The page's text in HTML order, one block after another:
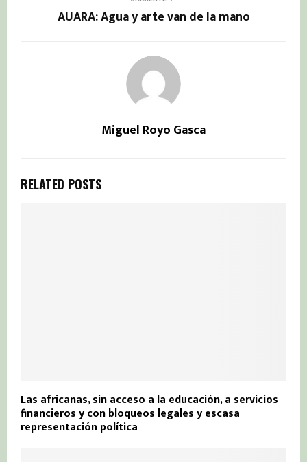
AUARA: Agua y arte van de la mano
Miguel Royo Gasca
RELATED POSTS
Las africanas, sin acceso a la educación, a servicios
financieros y con bloqueos legales y escasa
representación política